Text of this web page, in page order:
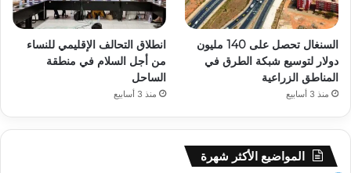
السنغال تحصل على 140 مليون
دولار لتوسيع شبكة الطرق في
المناطق الزراعية
منذ 3 أسابيع
انطلاق التحالف الإقليمي للنساء
من أجل السلام في منطقة
الساحل
منذ 3 أسابيع
المواضيع الأكثر شهرة